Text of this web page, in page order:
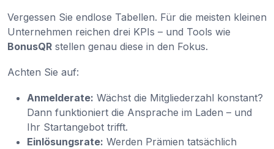
Vergessen Sie endlose Tabellen. Für die meisten kleinen
Unternehmen reichen drei KPIs – und Tools wie
BonusQR stellen genau diese in den Fokus.
Achten Sie auf:
Anmelderate: Wächst die Mitgliederzahl konstant?
Dann funktioniert die Ansprache im Laden – und
Ihr Startangebot trifft.
Einlösungsrate: Werden Prämien tatsächlich